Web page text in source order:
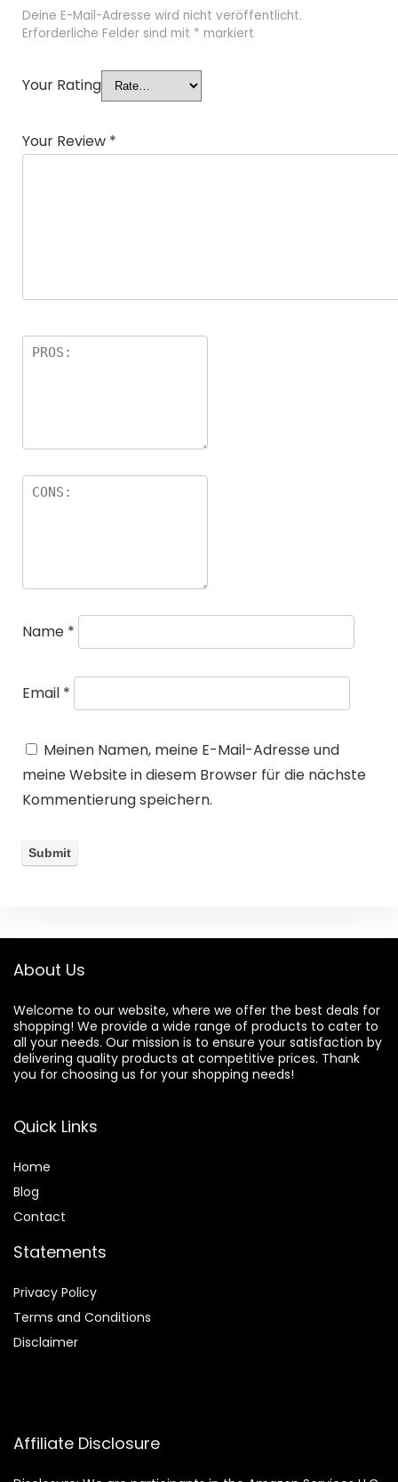
Deine E-Mail-Adresse wird nicht veröffentlicht.
Erforderliche Felder sind mit * markiert
Your Rating
Your Review *
Name *
Email *
Meinen Namen, meine E-Mail-Adresse und
meine Website in diesem Browser für die nächste
Kommentierung speichern.
About Us
Welcome to our website, where we offer the best deals for
shopping! We provide a wide range of products to cater to
all your needs. Our mission is to ensure your satisfaction by
delivering quality products at competitive prices. Thank
you for choosing us for your shopping needs!
Quick Links
Home
Blog
Contact
Statements
Privacy Policy
Terms and Conditions
Disclaimer
Affiliate Disclosure